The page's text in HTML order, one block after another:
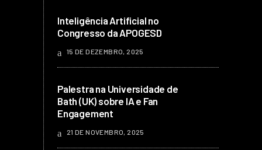
Inteligência Artificial no
Congresso da APOGESD
15 DE DEZEMBRO, 2025
Palestra na Universidade de
Bath (UK) sobre IA e Fan
Engagement
21 DE NOVEMBRO, 2025